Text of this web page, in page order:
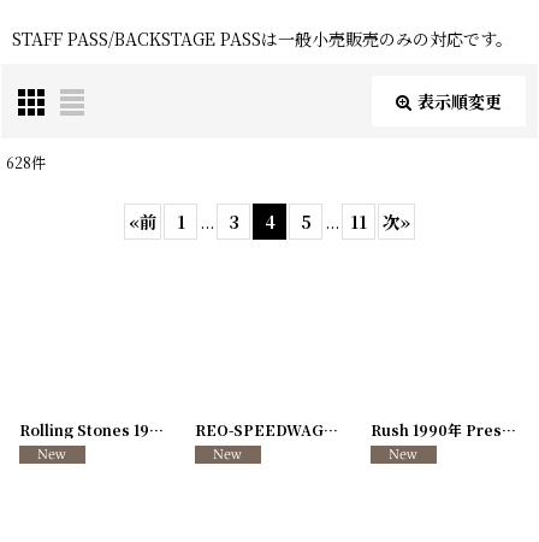
STAFF PASS/BACKSTAGE PASSは一般小売販売のみの対応です。
表示順変更
サブカテゴリ:
絞り込む
628件
«前 1 ... 3 4 5 ... 11 次»
Rolling Stones 1989年 STEEL WHEELS [250917-14]
REO-SPEEDWAGON 1987年 LIVE AS WE KNOW IT Rush 1990年 Presto Tour